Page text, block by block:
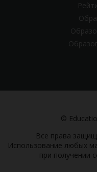
©
Все права
Использование любых
при получении